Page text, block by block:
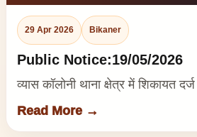
29 Apr 2026 Bikaner
Public Notice:19/05/2026
व्यास कॉलोनी थाना क्षेत्र में शिकायत दर्ज
Read More →